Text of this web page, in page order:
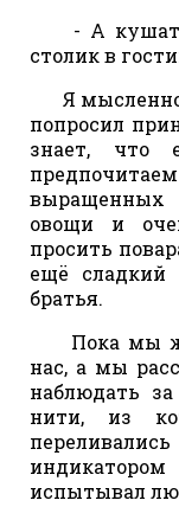
- А
столик в
Я
попросил
знает, что
овощи и
просить
ещё сладкий
братья.
Пока мы
нас, а мы
наблюдать
нити, из
испытывал